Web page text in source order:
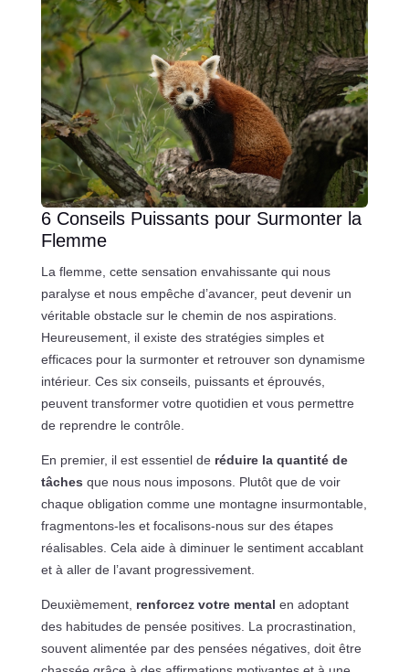
6 Conseils Puissants pour Surmonter la
Flemme
La flemme, cette sensation envahissante qui nous
paralyse et nous empêche d’avancer, peut devenir un
véritable obstacle sur le chemin de nos aspirations.
Heureusement, il existe des stratégies simples et
efficaces pour la surmonter et retrouver son dynamisme
intérieur. Ces six conseils, puissants et éprouvés,
peuvent transformer votre quotidien et vous permettre
de reprendre le contrôle.
En premier, il est essentiel de réduire la quantité de
tâches que nous nous imposons. Plutôt que de voir
chaque obligation comme une montagne insurmontable,
fragmentons-les et focalisons-nous sur des étapes
réalisables. Cela aide à diminuer le sentiment accablant
et à aller de l’avant progressivement.
Deuxièmement, renforcez votre mental en adoptant
des habitudes de pensée positives. La procrastination,
souvent alimentée par des pensées négatives, doit être